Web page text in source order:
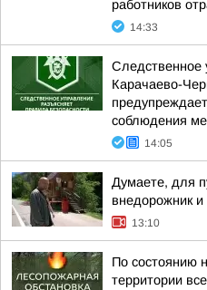
работников
14:33
Следственное
Карачаево-
соблюдения
14:05
Думаете, для
внедорожник и
13:10
По состоянию
территории